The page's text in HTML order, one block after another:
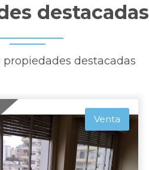
destacadas
propiedades destacadas
Venta